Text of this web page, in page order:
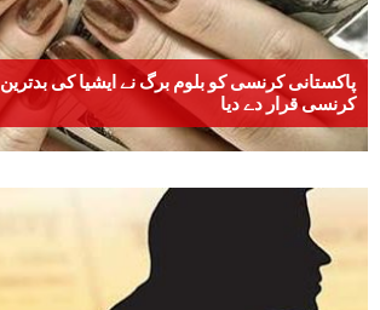
پاکستانی کرنسی کو بلوم برگ نے ایشیا کی بدترین
کرنسی قرار دے دیا